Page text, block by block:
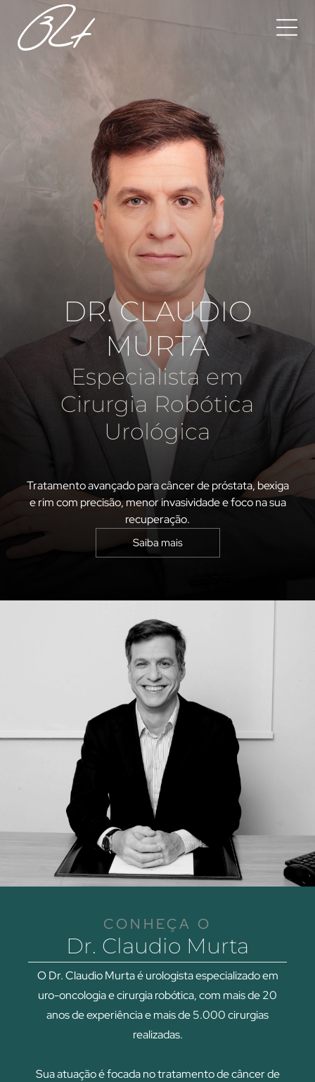
DR. CLAUDIO
MURTA
Especialista em
Cirurgia Robótica
Urológica
Tratamento avançado para câncer de próstata, bexiga
e rim com precisão, menor invasividade e foco na sua
recuperação.
Saiba mais
CONHEÇA O
Dr. Claudio Murta
O Dr. Claudio Murta é urologista especializado em
uro-oncologia e cirurgia robótica, com mais de 20
anos de experiência e mais de 5.000 cirurgias
realizadas.
Sua atuação é focada no tratamento de câncer de